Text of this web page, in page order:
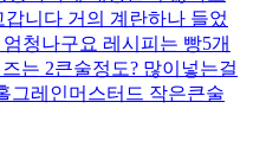
니다 거의 계란하나 들었
청나구요 레시피는 빵5개
는 2큰술정도? 많이넣는걸
그레인머스터드 작은큰술